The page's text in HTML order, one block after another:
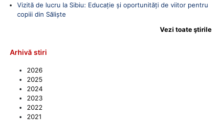
Vizită de lucru la Sibiu: Educație și oportunități de viitor pentru
copiii din Săliște
Vezi toate ştirile
Arhivă stiri
2026
2025
2024
2023
2022
2021